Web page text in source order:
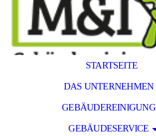
STARTSEITE
DAS UNTERNEHMEN
GEBÄUDEREINIGUNG
GEBÄUDESERVICE